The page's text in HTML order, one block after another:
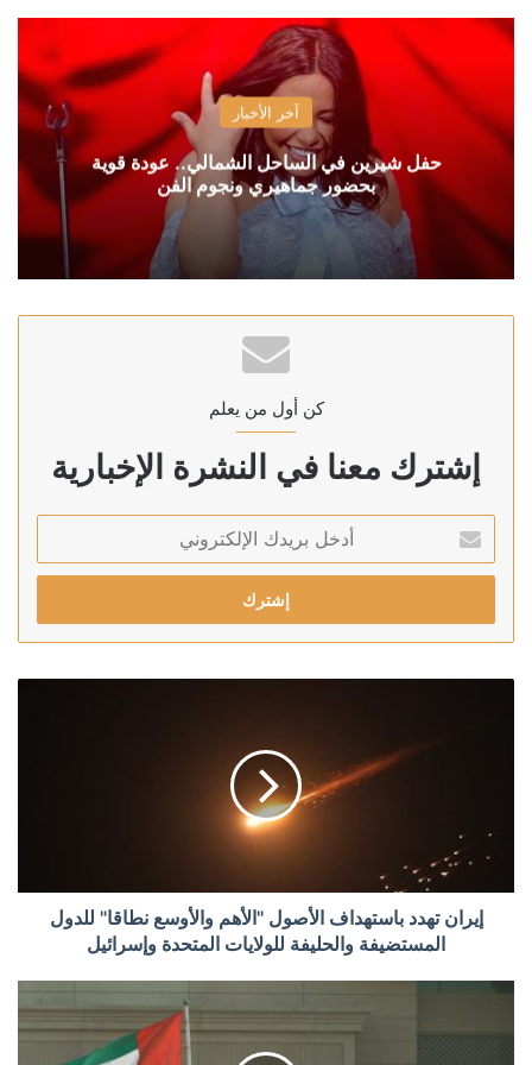
آخر الأخبار
حفل شيرين في الساحل الشمالي.. عودة قوية
بحضور جماهيري ونجوم الفن
كن أول من يعلم
إشترك معنا في النشرة الإخبارية
بريدك
الإلكتروني
إيران تهدد باستهداف الأصول "الأهم والأوسع نطاقا" للدول
المستضيفة والحليفة للولايات المتحدة وإسرائيل